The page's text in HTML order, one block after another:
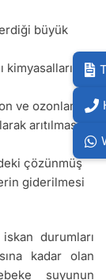
büyük
ve ozonlama
arıtılması
çözünmüş
giderilmesi
durumları
kadar olan
suyunun